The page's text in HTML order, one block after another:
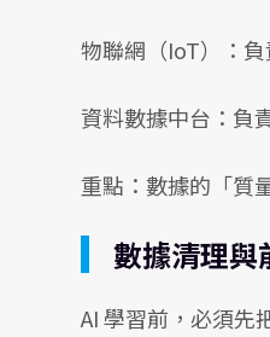
物聯網（IoT）：
資料數據中台：負
重點：數據的「質
數據清理與
AI 學習前，必須先